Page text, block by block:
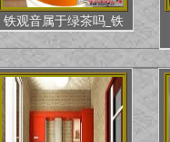
铁观音属于绿茶吗_铁